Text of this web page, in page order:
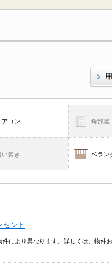
アコン 角部屋
い焚き ベラン
セント
により異なります。詳しくは、物件